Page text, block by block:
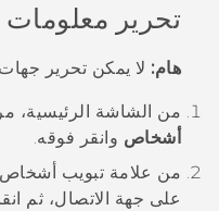
VIVERSE
البرامج + التطبيقات
الدعم
تحرير
هام: لا يمكن تحرير
من الشاشة الرئيسية،
أشخاص وانقر فوقه.
من علامة تبويب
أشخاص
على جهة الاتصال، ثم